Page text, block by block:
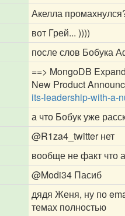
Акелла
вот Грей... ))))
после слов Бобука
==> MongoDB
New Product
its-leadership-with-a-
а что Бобук уже
@R1za4_twitterнет
вообще не факт что
@Modi34 Пасиб
дядя Женя, ну по
темах полностью